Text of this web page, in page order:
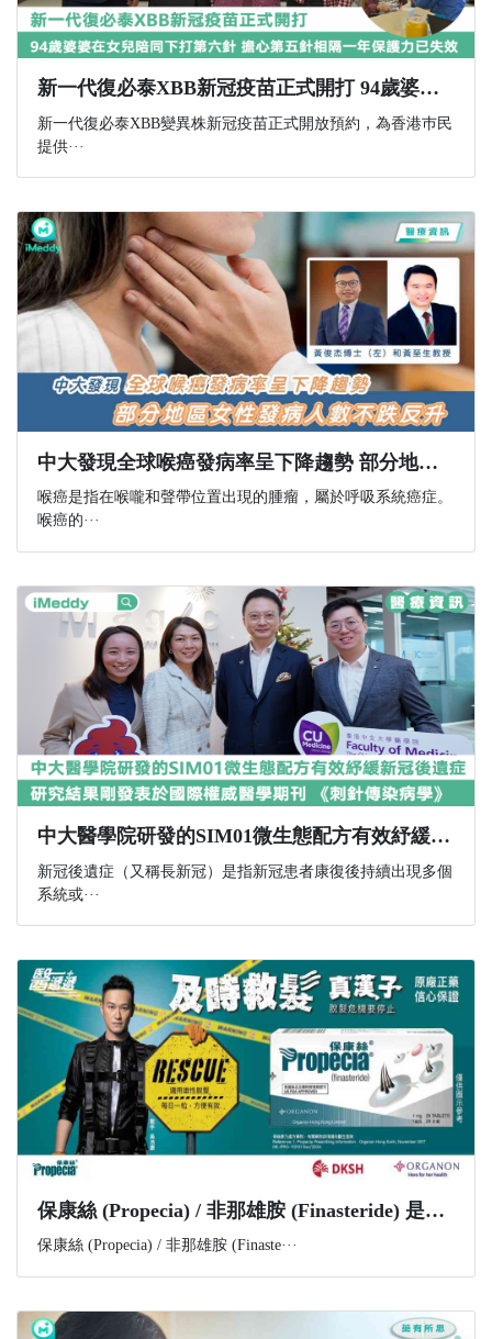
新一代復必泰XBB新冠疫苗正式開打 94歲婆婆在女兒陪同下打第六針 擔心第五針相隔一年保護力已失效
新一代復必泰XBB變異株新冠疫苗正式開放預約，為香港巿民
提供···
中大發現全球喉癌發病率呈下降趨勢 部分地區女性發病人數不跌反升
喉癌是指在喉嚨和聲帶位置出現的腫瘤，屬於呼吸系統癌症。
喉癌的···
中大醫學院研發的SIM01微生態配方有效紓緩新冠後遺症 研究結果剛發表於國際權威醫學期刊 《刺針傳染病學》
新冠後遺症（又稱長新冠）是指新冠患者康復後持續出現多個
系統或···
​保康絲 (Propecia) / 非那雄胺 (Finasteride) 是什麼？功效、副作用與購買資訊一文講解
保康絲 (Propecia) / 非那雄胺 (Finaste···